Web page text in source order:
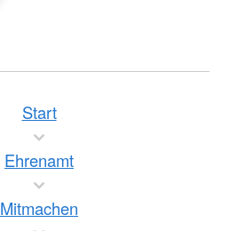
Start
Ehrenamt
Mitmachen